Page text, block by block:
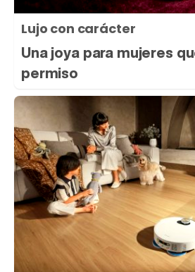
Lujo con carácter
Una joya para mujeres
permiso